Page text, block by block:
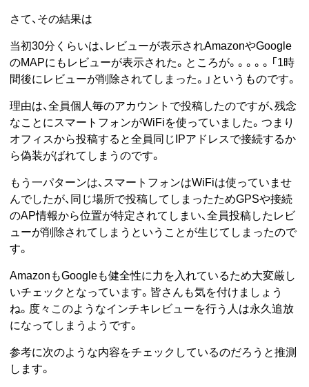
さて、その結果は
当初30分くらいは、レビューが表示されAmazonやGoogle
のMAPにもレビューが表示された。ところが。。。。。「1時
間後にレビューが削除されてしまった。」というものです。
理由は、全員個人毎のアカウントで投稿したのですが、残念
なことにスマートフォンがWiFiを使っていました。つまり
オフィスから投稿すると全員同じIPアドレスで接続するか
ら偽装がばれてしまうのです。
もう一パターンは、スマートフォンはWiFiは使っていませ
んでしたが、同じ場所で投稿してしまったためGPSや接続
のAP情報から位置が特定されてしまい、全員投稿したレビ
ューが削除されてしまうということが生じてしまったので
す。
AmazonもGoogleも健全性に力を入れているため大変厳し
いチェックとなっています。皆さんも気を付けましょう
ね。度々このようなインチキレビューを行う人は永久追放
になってしまうようです。
参考に次のような内容をチェックしているのだろうと推測
します。